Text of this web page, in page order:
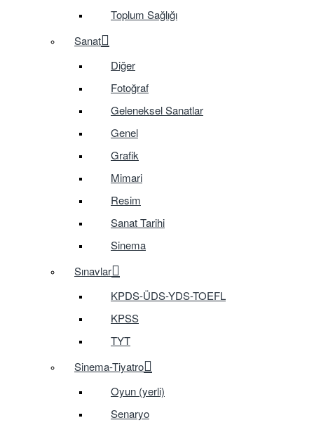
Toplum Sağlığı
Sanat
Diğer
Fotoğraf
Geleneksel Sanatlar
Genel
Grafik
Mimari
Resim
Sanat Tarihi
Sinema
Sınavlar
KPDS-ÜDS-YDS-TOEFL
KPSS
TYT
Sinema-Tiyatro
Oyun (yerli)
Senaryo